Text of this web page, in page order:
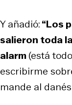
Y añadió:“Los
salieron toda
alarm(está
escribirme
mande al